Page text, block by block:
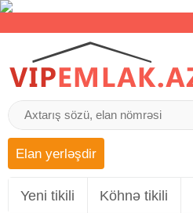
Elan yerləşdir
Yeni tikili Köhnə tikili